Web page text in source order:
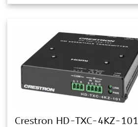
Crestron HD-TXC-4KZ-101